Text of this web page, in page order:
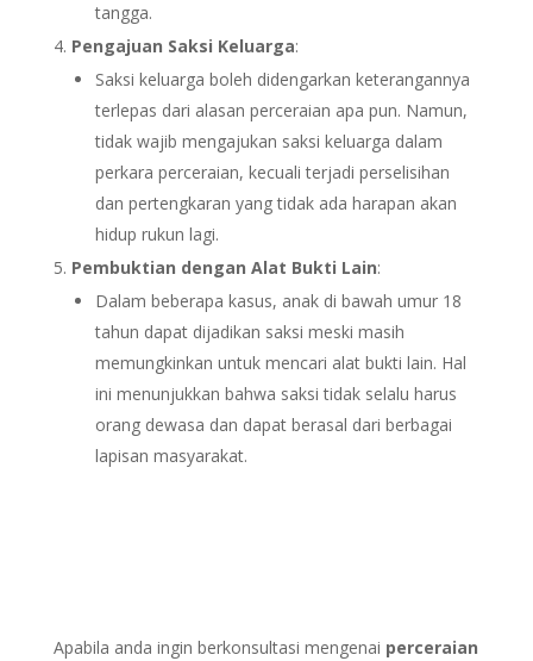
tangga.
Pengajuan Saksi Keluarga:
Saksi keluarga boleh didengarkan keterangannya
terlepas dari alasan perceraian apa pun. Namun,
tidak wajib mengajukan saksi keluarga dalam
perkara perceraian, kecuali terjadi perselisihan
dan pertengkaran yang tidak ada harapan akan
hidup rukun lagi.
Pembuktian dengan Alat Bukti Lain:
Dalam beberapa kasus, anak di bawah umur 18
tahun dapat dijadikan saksi meski masih
memungkinkan untuk mencari alat bukti lain. Hal
ini menunjukkan bahwa saksi tidak selalu harus
orang dewasa dan dapat berasal dari berbagai
lapisan masyarakat.
Apabila anda ingin berkonsultasi mengenai perceraian